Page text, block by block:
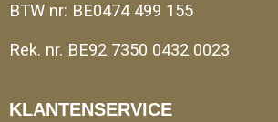
BTW nr: BE0474 499 155
Rek. nr. BE92 7350 0432 0023
KLANTENSERVICE